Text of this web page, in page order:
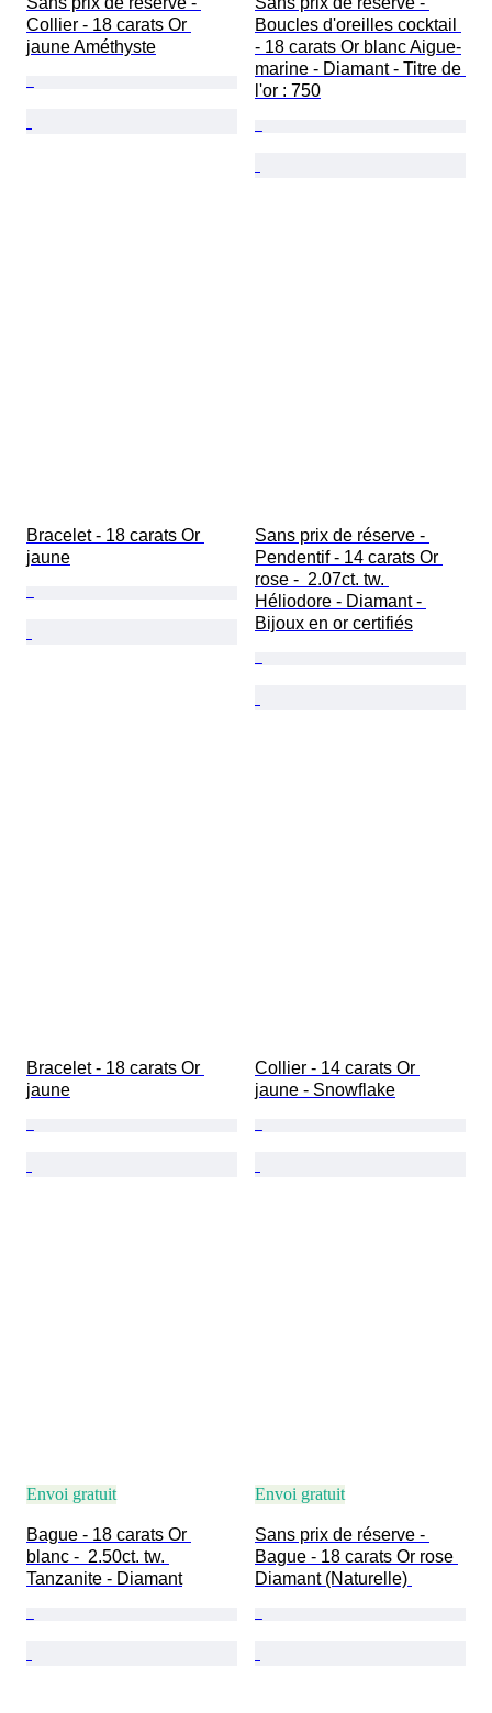
Collier - 18 carats Or
jaune Améthyste
Boucles d'oreilles cocktail
- 18 carats Or blanc Aigue-
marine - Diamant - Titre de
l'or : 750
Bracelet - 18 carats Or
jaune
Sans prix de réserve -
Pendentif - 14 carats Or
rose -  2.07ct. tw.
Héliodore - Diamant -
Bijoux en or certifiés
Bracelet - 18 carats Or
jaune
Collier - 14 carats Or
jaune - Snowflake
Envoi gratuit
Bague - 18 carats Or
blanc -  2.50ct. tw.
Tanzanite - Diamant
Envoi gratuit
Sans prix de réserve -
Bague - 18 carats Or rose
Diamant (Naturelle)